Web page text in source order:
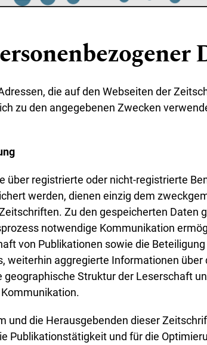
die auf den Webseiten der
zu den angegebenen Zwecken
über registrierte oder nicht-registrierte
werden, dienen einzig dem
Zu den gespeicherten Daten
notwendige Kommunikation
von Publikationen sowie die
weiterhin aggregierte Informationen über
geographische Struktur der Leserschaft
und die Herausgebenden dieser
Publikationstätigkeit und für die